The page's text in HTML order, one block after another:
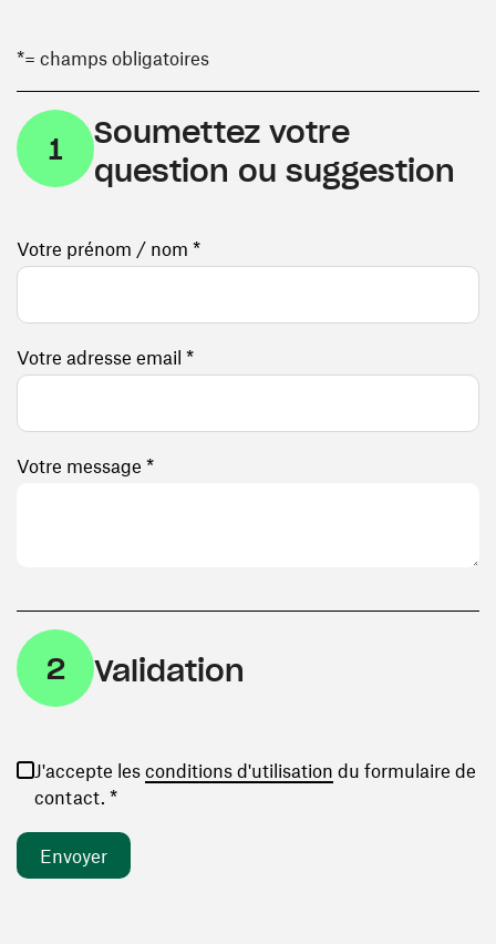
*= champs obligatoires
1
Soumettez votre
question ou suggestion
Votre prénom / nom *
Votre adresse email *
Votre message *
2 Validation
J'accepte les conditions d'utilisation (ouvre une
du formulaire de
contact. *